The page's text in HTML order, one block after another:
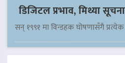
डिजिटल प्रभाव, मिथ्या
सन् १९९१ मा विन्डहक घोषणासँगै